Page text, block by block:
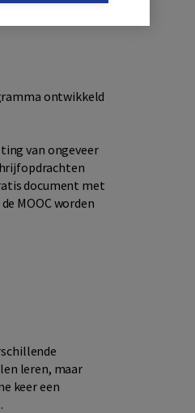
ontwikkeld
van ongeveer
document met
MOOC worden
leren, maar
keer een